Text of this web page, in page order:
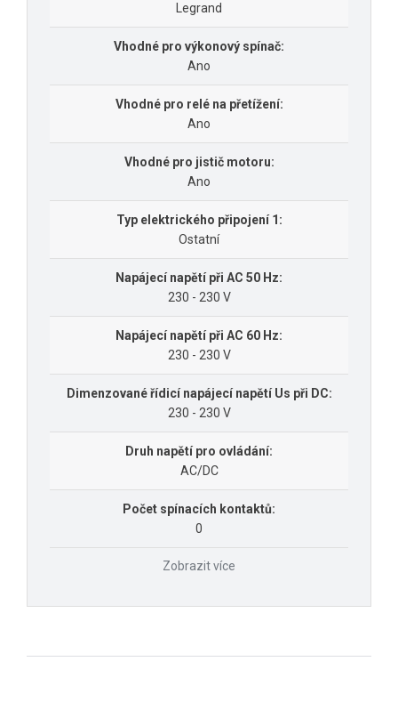
Legrand
Vhodné pro výkonový spínač:
Ano
Vhodné pro relé na přetížení:
Ano
Vhodné pro jistič motoru:
Ano
Typ elektrického připojení 1:
Ostatní
Napájecí napětí při AC 50 Hz:
230 - 230 V
Napájecí napětí při AC 60 Hz:
230 - 230 V
Dimenzované řídicí napájecí napětí Us při DC:
230 - 230 V
Druh napětí pro ovládání:
AC/DC
Počet spínacích kontaktů:
0
Zobrazit více